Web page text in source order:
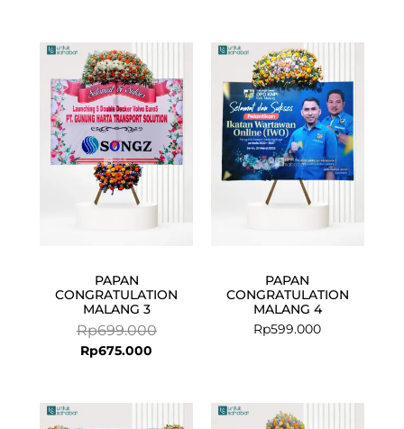
PAPAN
CONGRATULATION
MALANG 3
Rp699.000
was:
Rp699.000.
Rp675.000
price
is:
Rp675.000.
PAPAN
CONGRATULATION
MALANG 4
Rp599.000